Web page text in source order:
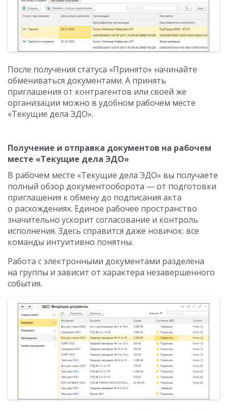
После получения статуса «Принято» начинайте
обмениваться документами. А принять
приглашения от контрагентов или своей же
организации можно в удобном рабочем месте
«Текущие дела ЭДО».
Получение и отправка документов на рабочем
месте «Текущие дела ЭДО»
В рабочем месте «Текущие дела ЭДО» вы получаете
полный обзор документооборота — от подготовки
приглашения к обмену до подписания акта
о расхождениях. Единое рабочее пространство
значительно ускорит согласование и контроль
исполнения. Здесь справится даже новичок: все
команды интуитивно понятны.
Работа с электронными документами разделена
на группы и зависит от характера незавершенного
события.